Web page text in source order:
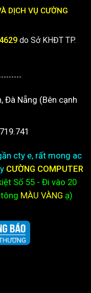
DỊCH VỤ CƯỜNG
do Sở KHĐT TP.
Đà Nẵng (Bên cạnh
cty e, rất mong ac
CƯỜNG COMPUTER
Số 55 - Đi vào 20
tông MÀU VÀNG ạ)